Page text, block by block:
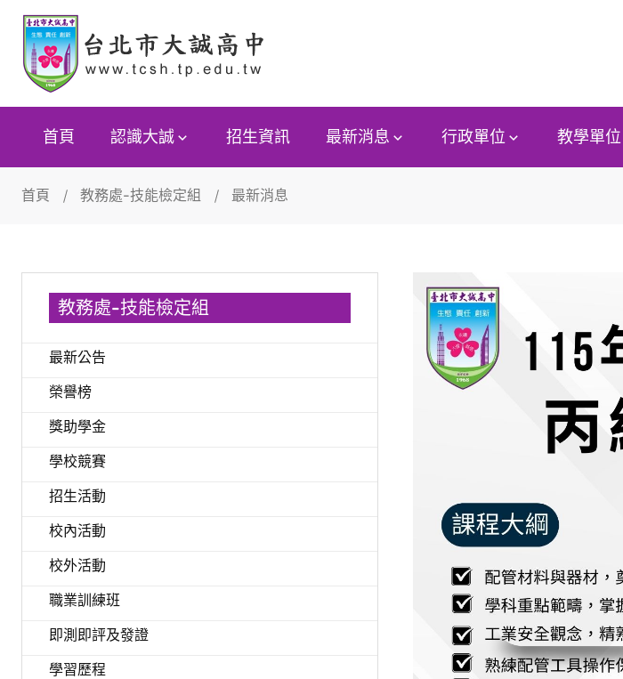
首頁 認識大誠 招生資訊 最新消息 行政單位 教學單位
首頁 教務處-技能檢定組 最新消息
教務處-技能檢定組
最新公告
榮譽榜
獎助學金
學校競賽
招生活動
校內活動
校外活動
職業訓練班
即測即評及發證
學習歷程